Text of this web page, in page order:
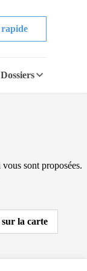
rapide
Dossiers
sont proposées.
la carte